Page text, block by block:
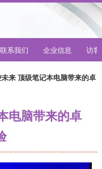
联系我们 企业信息 访客
未来 顶级笔记本电脑带来的卓
电脑带来的卓